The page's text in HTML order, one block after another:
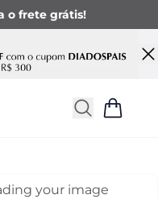
o frete grátis!
your image